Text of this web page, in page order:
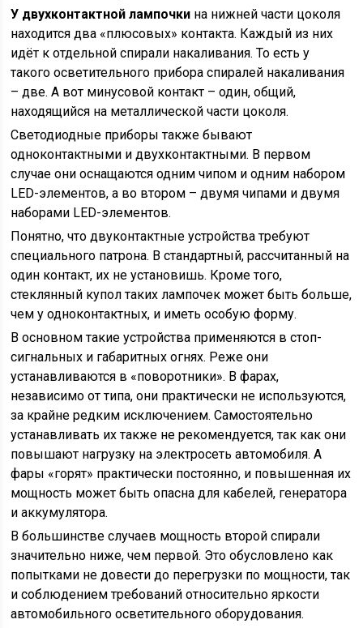
У двухконтактной лампочки на нижней части цоколя
находится два «плюсовых» контакта. Каждый из них
идёт к отдельной спирали накаливания. То есть у
такого осветительного прибора спиралей накаливания
– две. А вот минусовой контакт – один, общий,
находящийся на металлической части цоколя.
Светодиодные приборы также бывают
одноконтактными и двухконтактными. В первом
случае они оснащаются одним чипом и одним набором
LED-элементов, а во втором – двумя чипами и двумя
наборами LED-элементов.
Понятно, что двуконтактные устройства требуют
специального патрона. В стандартный, рассчитанный на
один контакт, их не установишь. Кроме того,
стеклянный купол таких лампочек может быть больше,
чем у одноконтактных, и иметь особую форму.
В основном такие устройства применяются в стоп-
сигнальных и габаритных огнях. Реже они
устанавливаются в «поворотники». В фарах,
независимо от типа, они практически не используются,
за крайне редким исключением. Самостоятельно
устанавливать их также не рекомендуется, так как они
повышают нагрузку на электросеть автомобиля. А
фары «горят» практически постоянно, и повышенная их
мощность может быть опасна для кабелей, генератора
и аккумулятора.
В большинстве случаев мощность второй спирали
значительно ниже, чем первой. Это обусловлено как
попытками не довести до перегрузки по мощности, так
и соблюдением требований относительно яркости
автомобильного осветительного оборудования.